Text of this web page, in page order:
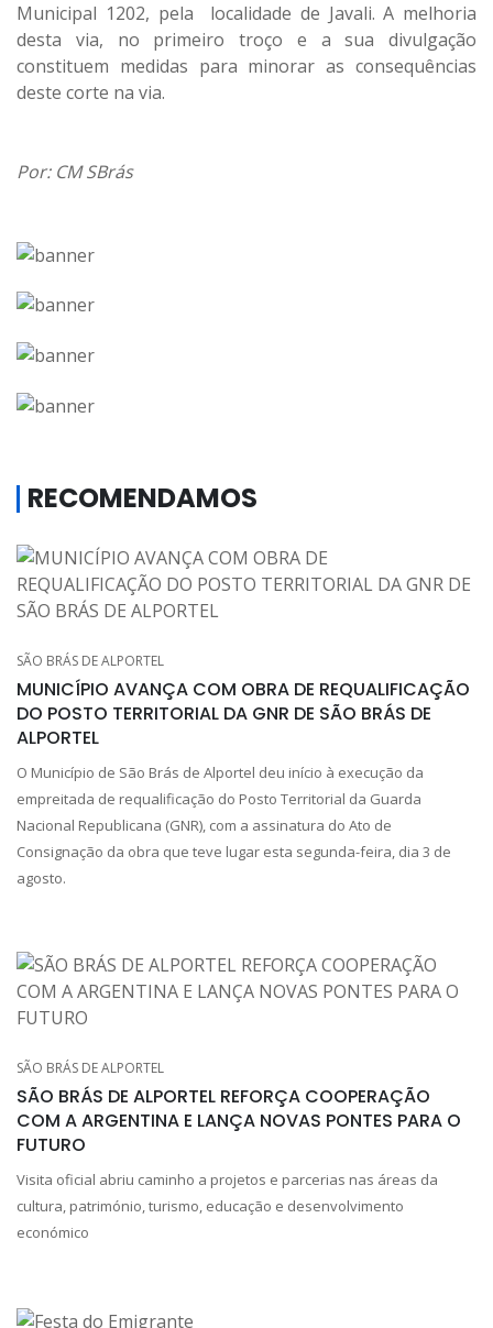
Municipal 1202, pela localidade de Javali. A melhoria
desta via, no primeiro troço e a sua divulgação
constituem medidas para minorar as consequências
deste corte na via.
Por: CM SBrás
RECOMENDAMOS
SÃO BRÁS DE ALPORTEL
MUNICÍPIO AVANÇA COM OBRA DE REQUALIFICAÇÃO
DO POSTO TERRITORIAL DA GNR DE SÃO BRÁS DE
ALPORTEL
O Município de São Brás de Alportel deu início à execução da
empreitada de requalificação do Posto Territorial da Guarda
Nacional Republicana (GNR), com a assinatura do Ato de
Consignação da obra que teve lugar esta segunda-feira, dia 3 de
agosto.
SÃO BRÁS DE ALPORTEL
SÃO BRÁS DE ALPORTEL REFORÇA COOPERAÇÃO
COM A ARGENTINA E LANÇA NOVAS PONTES PARA O
FUTURO
Visita oficial abriu caminho a projetos e parcerias nas áreas da
cultura, património, turismo, educação e desenvolvimento
económico